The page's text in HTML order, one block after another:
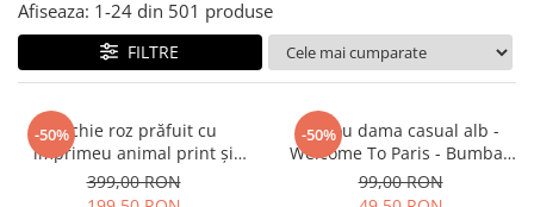
Tricouri si topuri
Rochii de eveniment
Afiseaza: 1-24 din 501 produse
FILTRE
-50%Rochie roz prăfuit cu
imprimeu animal print și
curea
399,00 RON
-50%
Tricou dama casual alb -
Welcome To Paris - Bumbac
Organic
99,00 RON